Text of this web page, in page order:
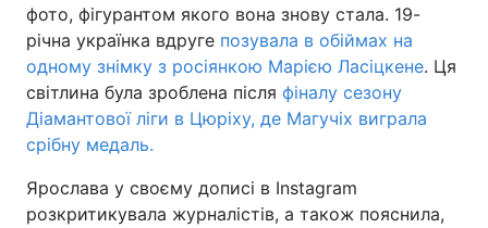
фото, фігурантом якого вона знову стала. 19-
річна українка вдруге позувала в обіймах на
одному знімку з росіянкою Марією Ласіцкене. Ця
світлина була зроблена після фіналу сезону
Діамантової ліги в Цюріху, де Магучіх виграла
срібну медаль.
Ярослава у своєму дописі в Instagram
розкритикувала журналістів, а також пояснила,